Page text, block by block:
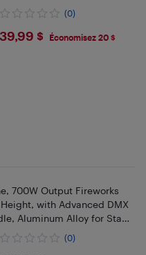
(0)
$39.99
39,99 $ Économisez 20 $
700W Output Fireworks
with Advanced DMX
Aluminum Alloy for Stage
(0)